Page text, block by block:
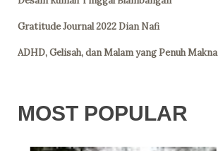
Gratitude Journal 2022 Dian Nafi
ADHD, Gelisah, dan Malam yang Penuh Makna
MOST POPULAR